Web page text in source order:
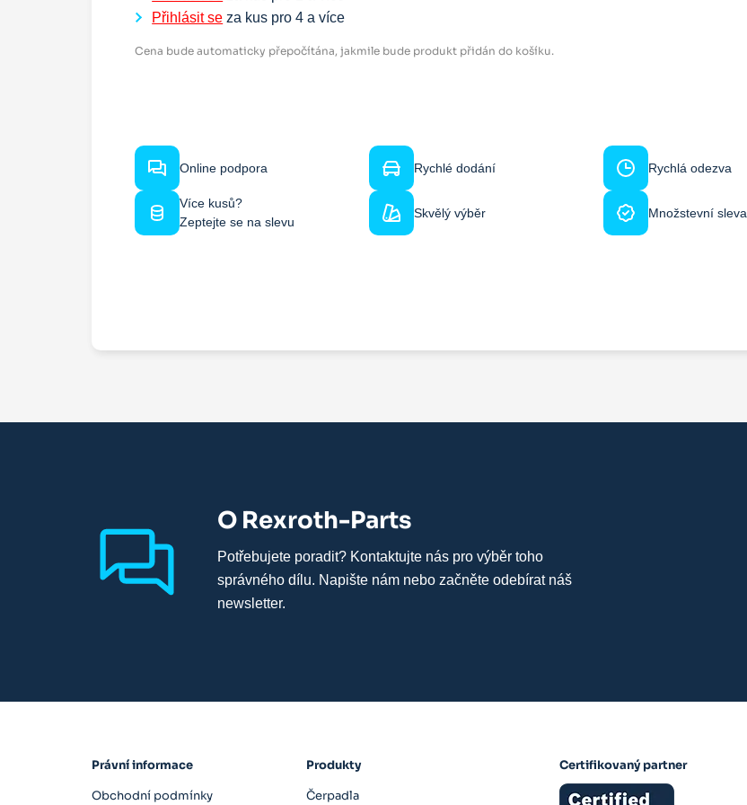
Přihlásit se za kus pro4 a více
Cena bude automaticky přepočítána, jakmile bude produkt přidán do košíku.
Online podpora Rychlé dodání Rychlá odezva
Více kusů?
Zeptejte se na slevu
Skvělý výběr Množstevní sleva
O Rexroth-Parts
Potřebujete poradit? Kontaktujte nás pro výběr toho
správného dílu. Napište nám nebo začněte odebírat náš
newsletter.
Právní informace
Obchodní podmínky
Produkty
Čerpadla
Certifikovaný partner